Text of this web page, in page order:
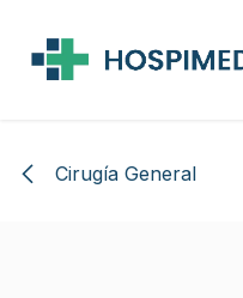
Cirugía General